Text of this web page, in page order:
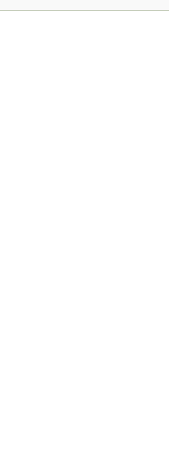
Φαρμακοποιών Ημαθίας και Πέλλας
ΣΥΣΤΗΜΑΤΟΣ